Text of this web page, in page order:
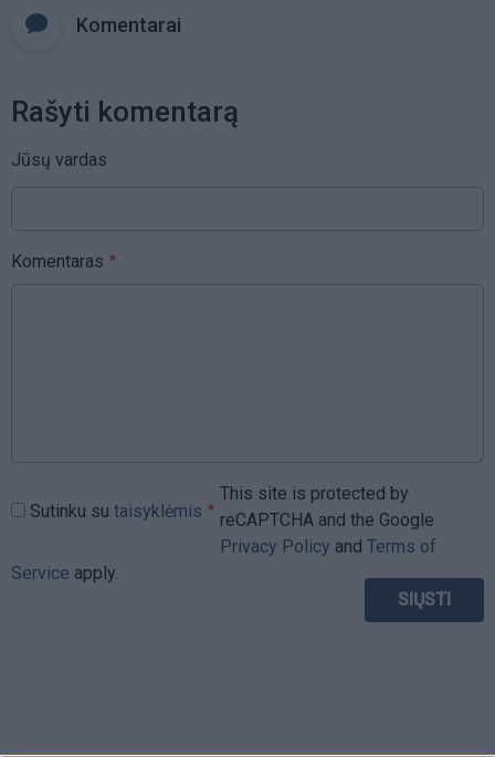
Komentarai
Rašyti komentarą
Jūsų vardas
Komentaras
Sutinku su taisyklėmis
This site is protected by
reCAPTCHA and the Google
Privacy Policy and Terms of
Service apply.